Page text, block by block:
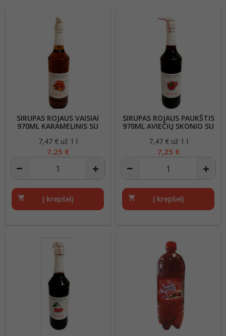
SIRUPAS ROJAUS VAISIAI
970ML KARAMELINIS SU
Kaina
7,47 € už 1 l
7,25 €
shopping_cart Į krepšelį
SIRUPAS ROJAUS PAUKŠTIS
970ML AVIEČIŲ SKONIO SU
Kaina
7,47 € už 1 l
7,25 €
shopping_cart Į krepšelį